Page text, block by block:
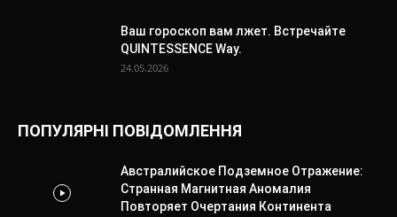
Ваш гороскоп вам лжет. Встречайте
QUINTESSENCE Way.
24.05.2026
ПОПУЛЯРНІ ПОВІДОМЛЕННЯ
Австралийское Подземное Отражение:
Странная Магнитная Аномалия
Повторяет Очертания Континента